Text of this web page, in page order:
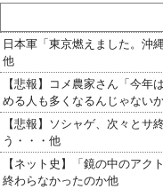
日本軍「東京燃えました。沖
他
【悲報】コメ農家さん「今
める人も多くなるんじゃない
【悲報】ソシャゲ、次々と
う・・・他
【ネット史】「鏡の中のア
終わらなかったのか他